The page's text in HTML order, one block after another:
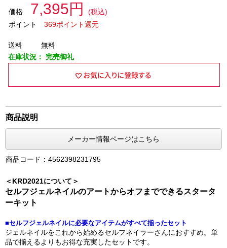
価格 7,395円
(税込)
ポイント
369ポイント還元
送料
無料
在庫状況： 完売御礼
商品説明
メーカー情報ページはこちら
商品コード：4562398231795
＜KRD2021について＞
セルフジェルネイルのアートからオフまでできるスタータ
ーキット
■セルフジェルネイルに必要なアイテムがすべて揃ったセット
ジェルネイルをこれから始めるセルフネイラーさんにおすすめ。単
品で揃えるよりもお得な充実したセットです。